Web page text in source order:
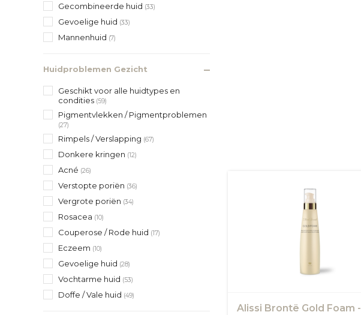
Gecombineerde huid (33)
Gevoelige huid (33)
Mannenhuid (7)
Huidproblemen Gezicht
Geschikt voor alle huidtypes en
condities (59)
Pigmentvlekken / Pigmentproblemen
(27)
Rimpels / Verslapping (67)
Donkere kringen (12)
Acné (26)
Verstopte poriën (36)
Vergrote poriën (34)
Rosacea (10)
Couperose / Rode huid (17)
Eczeem (10)
Gevoelige huid (28)
Vochtarme huid (53)
Doffe / Vale huid (49)
Alissi Brontë Gold Foam -